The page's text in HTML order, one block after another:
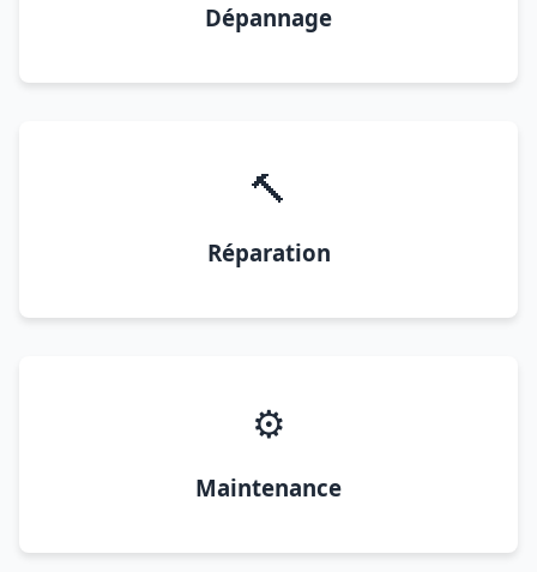
Dépannage
🔨
Réparation
⚙️
Maintenance